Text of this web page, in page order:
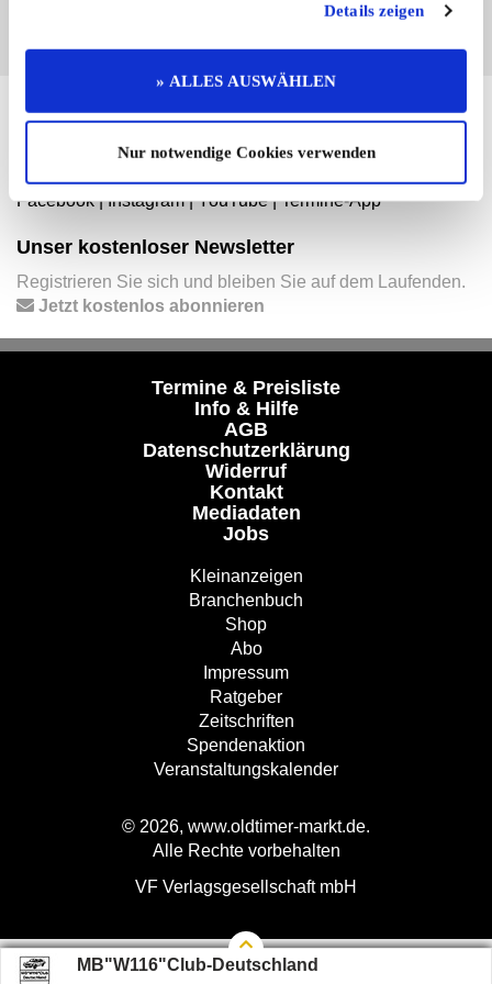
Details zeigen
» ALLES AUSWÄHLEN
Nur notwendige Cookies verwenden
MB"W116"Club-Deutschland
Hier finden Sie mehr von OLDTIMER MARKT
Folgen Sie uns auf unseren Social-Media-Seiten oder
laden Sie unsere Termine-App herunter:
Facebook|Instagram|YouTube|Termine-App
Unser kostenloser Newsletter
Registrieren Sie sich und bleiben Sie auf dem Laufenden.
Jetzt kostenlos abonnieren
Termine & Preisliste
Info & Hilfe
AGB
Datenschutzerklärung
Widerruf
Kontakt
Mediadaten
Jobs
Kleinanzeigen
Branchenbuch
Shop
Abo
Impressum
Ratgeber
Zeitschriften
Spendenaktion
Veranstaltungskalender
© 2026, www.oldtimer-markt.de.
Alle Rechte vorbehalten
VF Verlagsgesellschaft mbH